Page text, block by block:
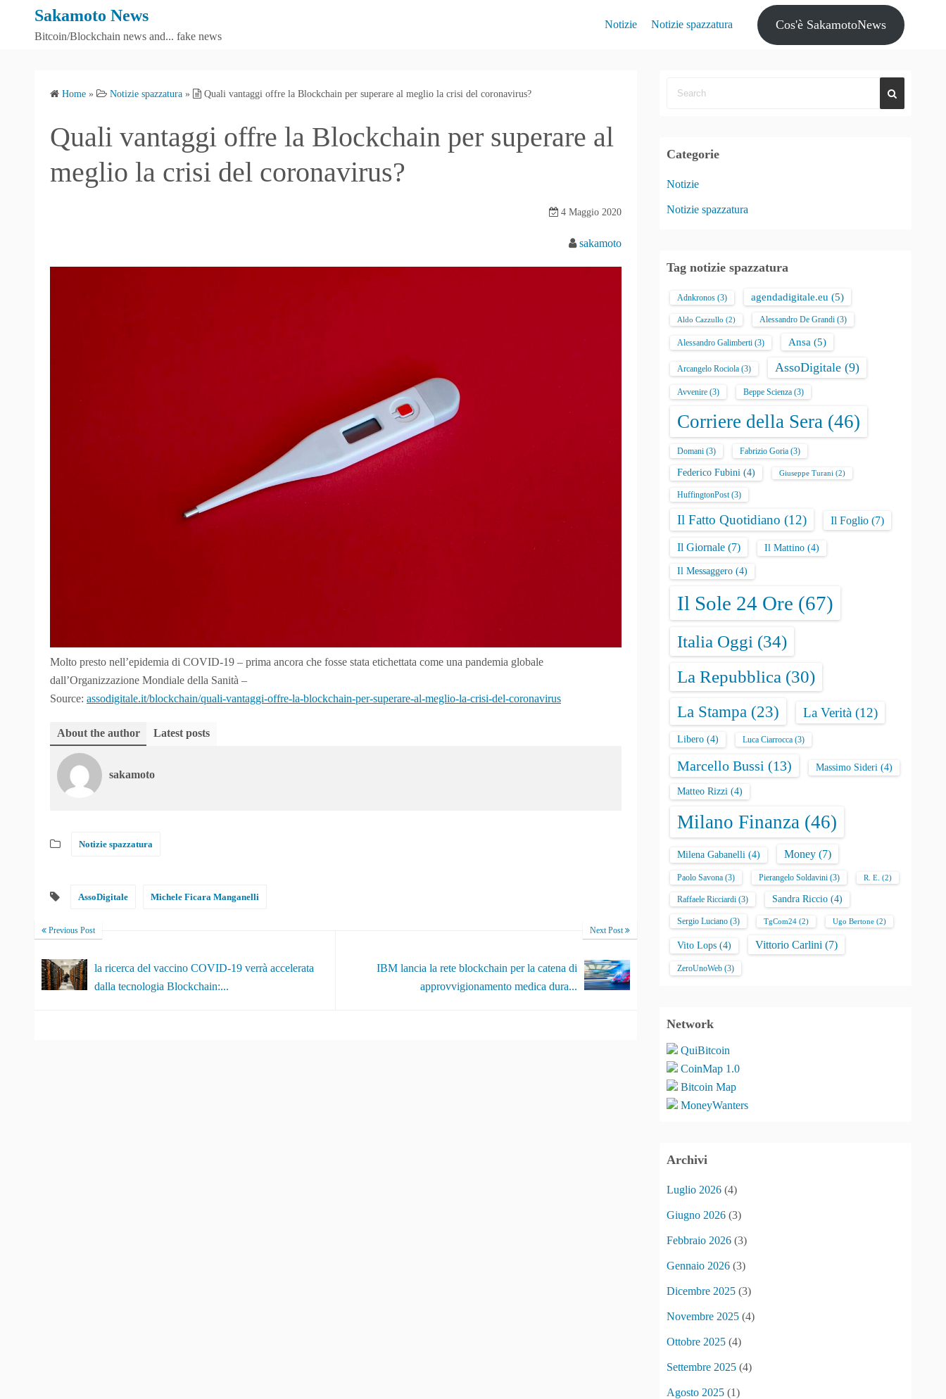
Sakamoto News
Bitcoin/Blockchain news and... fake news
Notizie Notizie spazzatura Cos'è SakamotoNews
Home » Notizie spazzatura » Quali vantaggi offre la Blockchain per superare al meglio la crisi del coronavirus?
Quali vantaggi offre la Blockchain per superare al
meglio la crisi del coronavirus?
4 Maggio 2020
sakamoto
Molto presto nell’epidemia di COVID-19 – prima ancora che fosse stata etichettata come una pandemia globale
dall’Organizzazione Mondiale della Sanità –
Source: assodigitale.it/blockchain/quali-vantaggi-offre-la-blockchain-per-superare-al-meglio-la-crisi-del-coronavirus
About the author Latest posts
sakamoto
Notizie spazzatura
AssoDigitale Michele Ficara Manganelli
Previous Post
la ricerca del vaccino COVID-19 verrà accelerata
dalla tecnologia Blockchain:...
Next Post
IBM lancia la rete blockchain per la catena di
approvvigionamento medica dura...
Categorie
Notizie
Notizie spazzatura
Tag notizie spazzatura
Adnkronos (3) agendadigitale.eu (5)
Aldo Cazzullo (2) Alessandro De Grandi (3)
Alessandro Galimberti (3) Ansa (5)
Arcangelo Rociola (3) AssoDigitale (9)
Avvenire (3) Beppe Scienza (3)
Corriere della Sera (46)
Domani (3) Fabrizio Goria (3)
Federico Fubini (4) Giuseppe Turani (2)
HuffingtonPost(3)
Il Fatto Quotidiano (12) Il Foglio (7)
Il Giornale (7) Il Mattino (4)
Il Messaggero (4)
Il Sole 24 Ore (67)
Italia Oggi (34)
La Repubblica (30)
La Stampa (23) La Verità (12)
Libero (4) Luca Ciarrocca (3)
Marcello Bussi (13) Massimo Sideri (4)
Matteo Rizzi (4)
Milano Finanza (46)
Milena Gabanelli (4) Money (7)
Paolo Savona (3) Pierangelo Soldavini (3) R. E. (2)
Raffaele Ricciardi (3) Sandra Riccio (4)
Sergio Luciano (3) TgCom24 (2) Ugo Bertone (2)
Vito Lops (4) Vittorio Carlini (7)
ZeroUnoWeb (3)
Network
QuiBitcoin
CoinMap 1.0
Bitcoin Map
MoneyWanters
Archivi
Luglio 2026 (4)
Giugno 2026 (3)
Febbraio 2026 (3)
Gennaio 2026 (3)
Dicembre 2025 (3)
Novembre 2025 (4)
Ottobre 2025 (4)
Settembre 2025 (4)
Agosto 2025 (1)